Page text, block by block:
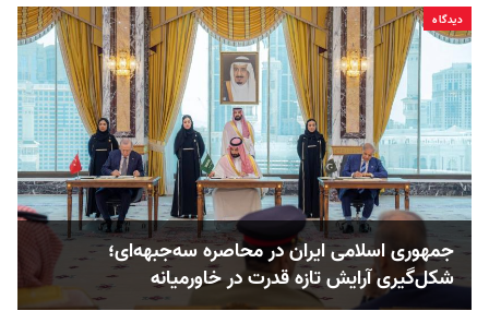
دیدگاه
جمهوری اسلامی ایران در محاصره سه‌جبهه‌ای؛
شکل‌گیری آرایش تازه قدرت در خاورمیانه